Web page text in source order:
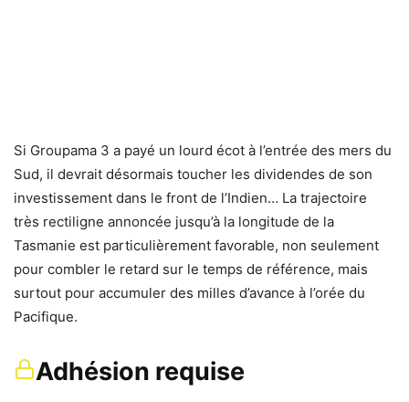
Si Groupama 3 a payé un lourd écot à l’entrée des mers du
Sud, il devrait désormais toucher les dividendes de son
investissement dans le front de l’Indien… La trajectoire
très rectiligne annoncée jusqu’à la longitude de la
Tasmanie est particulièrement favorable, non seulement
pour combler le retard sur le temps de référence, mais
surtout pour accumuler des milles d’avance à l’orée du
Pacifique.
Adhésion requise